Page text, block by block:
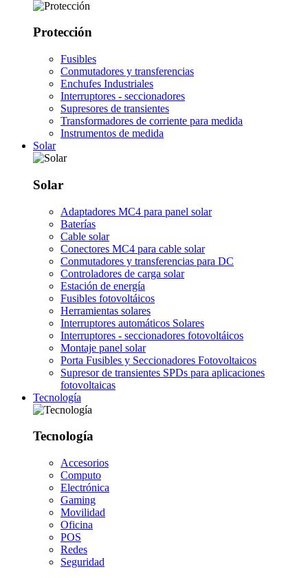
Protección
Fusibles
Conmutadores y transferencias
Enchufes Industriales
Interruptores - seccionadores
Supresores de transientes
Transformadores de corriente para medida
Instrumentos de medida
Solar
Solar
Adaptadores MC4 para panel solar
Baterías
Cable solar
Conectores MC4 para cable solar
Conmutadores y transferencias para DC
Controladores de carga solar
Estación de energía
Fusibles fotovoltáicos
Herramientas solares
Interruptores automáticos Solares
Interruptores - seccionadores fotovoltáicos
Montaje panel solar
Porta Fusibles y Seccionadores Fotovoltaicos
Supresor de transientes SPDs para aplicaciones
fotovoltaicas
Tecnología
Tecnología
Accesorios
Computo
Electrónica
Gaming
Movilidad
Oficina
POS
Redes
Seguridad